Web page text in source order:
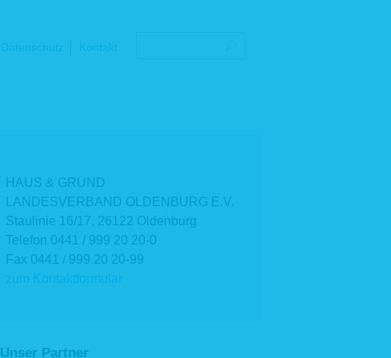
Datenschutz Kontakt
HAUS & GRUND
LANDESVERBAND OLDENBURG E.V.
Staulinie 16/17, 26122 Oldenburg
Telefon 0441 / 999 20 20-0
Fax 0441 / 999 20 20-99
zum Kontaktformular
Unser Partner